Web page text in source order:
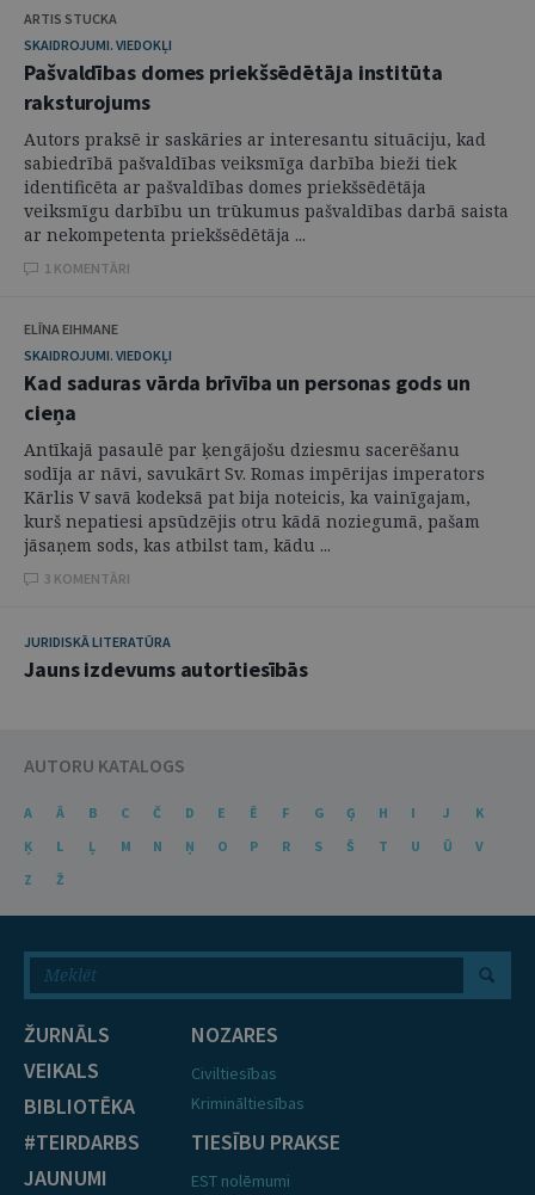
ARTIS STUCKA
SKAIDROJUMI. VIEDOKĻI
Pašvaldības domes priekšsēdētāja institūta
raksturojums
Autors praksē ir saskāries ar interesantu situāciju, kad
sabiedrībā pašvaldības veiksmīga darbība bieži tiek
identificēta ar pašvaldības domes priekšsēdētāja
veiksmīgu darbību un trūkumus pašvaldības darbā saista
ar nekompetenta priekšsēdētāja ...
1 KOMENTĀRI
ELĪNA EIHMANE
SKAIDROJUMI. VIEDOKĻI
Kad saduras vārda brīvība un personas gods un
cieņa
Antīkajā pasaulē par ķengājošu dziesmu sacerēšanu
sodīja ar nāvi, savukārt Sv. Romas impērijas imperators
Kārlis V savā kodeksā pat bija noteicis, ka vainīgajam,
kurš nepatiesi apsūdzējis otru kādā noziegumā, pašam
jāsaņem sods, kas atbilst tam, kādu ...
3 KOMENTĀRI
JURIDISKĀ LITERATŪRA
Jauns izdevums autortiesībās
AUTORU KATALOGS
A Ā B C Č D E Ē F G Ģ H I J
K
Ķ
L Ļ M N Ņ O P R S Š T U Ū
V
Z
Ž
ŽURNĀLS
VEIKALS
BIBLIOTĒKA
#TEIRDARBS
JAUNUMI
NOZARES
Civiltiesības
Krimināltiesības
TIESĪBU PRAKSE
EST nolēmumi